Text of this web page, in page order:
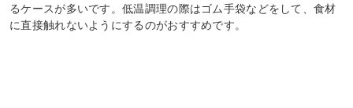
るケースが多いです。低温調理の際はゴム手袋などをして、食材
に直接触れないようにするのがおすすめです。